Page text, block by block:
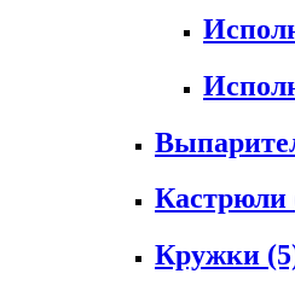
Кастрюли
Кружки